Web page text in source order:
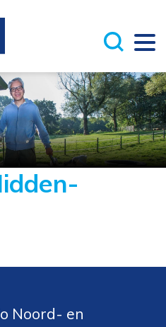
Noord- en